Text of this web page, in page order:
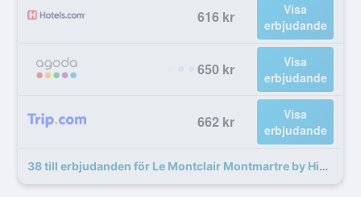
616 kr
Visa
erbjudande
650 kr
Visa
erbjudande
662 kr
Visa
erbjudande
38 till erbjudanden för Le Montclair Montmartre by Hiphophostels